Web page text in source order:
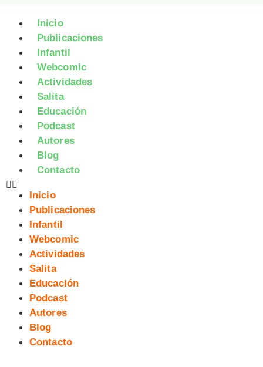
Inicio
Publicaciones
Infantil
Webcomic
Actividades
Salita
Educación
Podcast
Autores
Blog
Contacto
Inicio
Publicaciones
Infantil
Webcomic
Actividades
Salita
Educación
Podcast
Autores
Blog
Contacto